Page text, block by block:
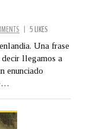
| 5 LIKES
Una frase
llegamos a
enunciado